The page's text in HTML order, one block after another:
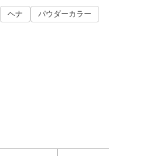
ヘナ
パウダーカラー